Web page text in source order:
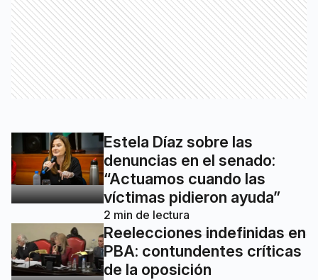
Estela Díaz sobre las
denuncias en el senado:
“Actuamos cuando las
víctimas pidieron ayuda”
2 min de lectura
Reelecciones indefinidas en
PBA: contundentes críticas
de la oposición